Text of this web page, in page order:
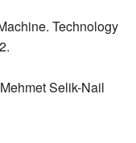
Technology
Selik-Nail